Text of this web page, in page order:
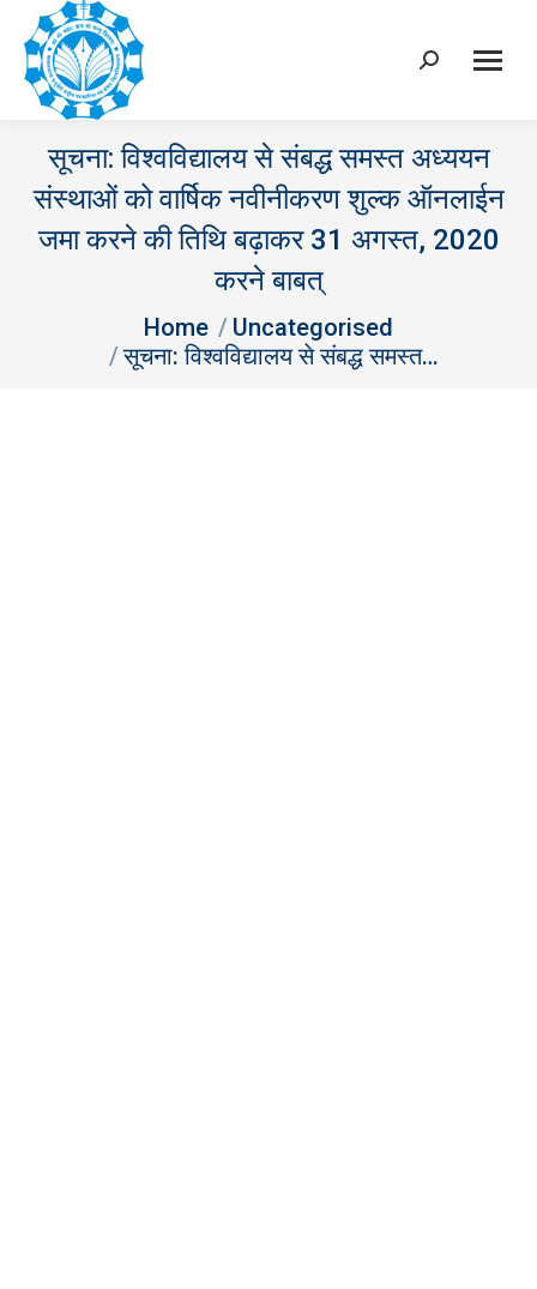
Search:
सूचना: विश्‍वविद्यालय से संबद्ध समस्‍त अध्‍ययन
संस्‍थाओं को वार्षिक नवीनीकरण शुल्क ऑनलाईन
जमा करने की तिथि बढ़ाकर 31 अगस्‍त, 2020
करने बाबत्
Home
Uncategorised
सूचना: विश्‍वविद्यालय से संबद्ध समस्‍त…